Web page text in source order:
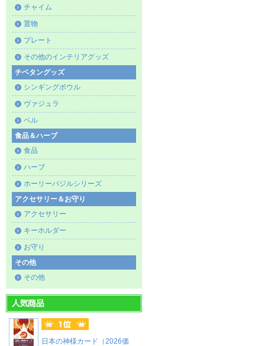
チャイム
置物
プレート
その他のインテリアグッズ
チベタングッズ
シンギングボウル
ヴァジュラ
ベル
食品＆ハーブ
食品
ハーブ
ホーリーバジルシリーズ
アクセサリー＆お守り
アクセサリー
キーホルダー
お守り
その他
その他
日本の神様カード（2026価